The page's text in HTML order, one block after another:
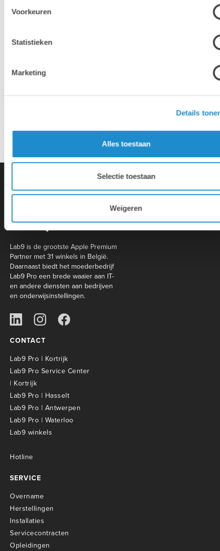
Voorkeuren
Statistieken
Marketing
Details
Alles toestaan
Selectie toestaan
Weigeren
Lab9 is de grootste Apple Premium
Partner met 31 winkels in België.
Daarnaast biedt het moederbedrijf
Lab9 Pro een brede waaier aan IT-
en andere diensten aan bedrijven
en onderwijsinstellingen.
CONTACT
Lab9 Pro | Kortrijk
Lab9 Pro Service Center
| Kortrijk
Lab9 Pro | Hasselt
Lab9 Pro | Antwerpen
Lab9 Pro | Waterloo
Lab9 winkels
Hotline
SERVICE
Overname
Herstellingen
Installaties
Servicecontracten
Opleidingen